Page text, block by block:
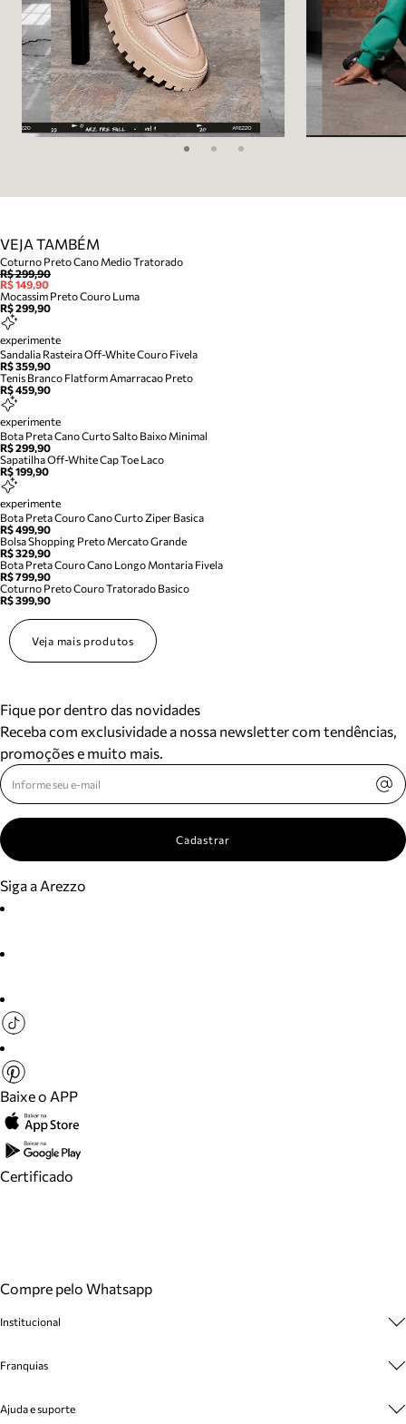
VEJA TAMBÉM
Coturno Preto Cano Medio Tratorado
R$ 299,90
R$ 149,90
Mocassim Preto Couro Luma
R$ 299,90
experimente
Sandalia Rasteira Off-White Couro Fivela
R$ 359,90
Tenis Branco Flatform Amarracao Preto
R$ 459,90
experimente
Bota Preta Cano Curto Salto Baixo Minimal
R$ 299,90
Sapatilha Off-White Cap Toe Laco
R$ 199,90
experimente
Bota Preta Couro Cano Curto Ziper Basica
R$ 499,90
Bolsa Shopping Preto Mercato Grande
R$ 329,90
Bota Preta Couro Cano Longo Montaria Fivela
R$ 799,90
Coturno Preto Couro Tratorado Basico
R$ 399,90
Veja mais produtos
Fique por dentro das novidades
Receba com exclusividade a nossa newsletter com tendências,
promoções e muito mais.
Cadastrar
Siga a Arezzo
Baixe o APP
Certificado
Compre pelo Whatsapp
Institucional
Cashback
Venda Corporativa
Franquias
Plano de Negócio
Ajuda e suporte